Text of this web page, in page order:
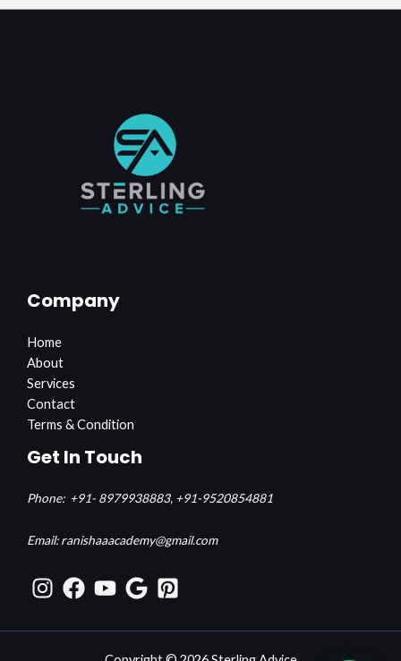
Company
Home
About
Services
Contact
Terms & Condition
Get In Touch
Phone: +91- 8979938883, +91-9520854881
Email: ranishaaacademy@gmail.com